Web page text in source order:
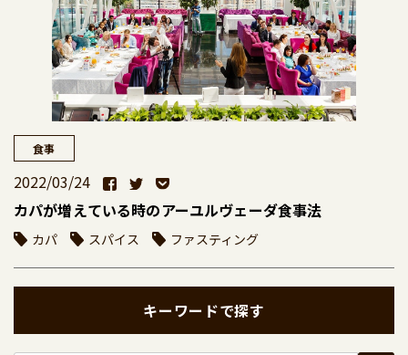
食事
2022/03/24
カパが増えている時のアーユルヴェーダ食事法
カパ スパイス ファスティング
キーワードで探す